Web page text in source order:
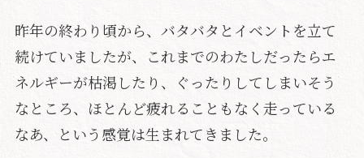
昨年の終わり頃から、バタバタとイベントを立て
続けていましたが、これまでのわたしだったらエ
ネルギーが枯渇したり、ぐったりしてしまいそう
なところ、ほとんど疲れることもなく走っている
なあ、という感覚は生まれてきました。